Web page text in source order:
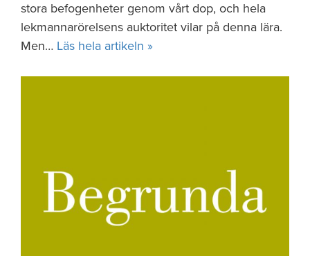
stora befogenheter genom vårt dop, och hela
lekmannarörelsens auktoritet vilar på denna lära.
Men… Läs hela artikeln »